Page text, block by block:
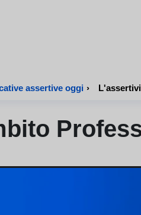
assertive oggi ›